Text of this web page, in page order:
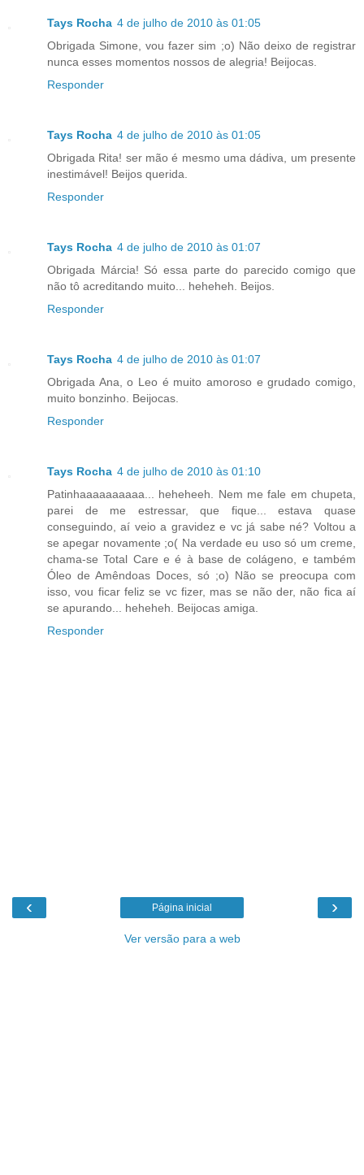
Tays Rocha 4 de julho de 2010 às 01:05
Obrigada Simone, vou fazer sim ;o) Não deixo de registrar
nunca esses momentos nossos de alegria! Beijocas.
Responder
Tays Rocha 4 de julho de 2010 às 01:05
Obrigada Rita! ser mão é mesmo uma dádiva, um presente
inestimável! Beijos querida.
Responder
Tays Rocha 4 de julho de 2010 às 01:07
Obrigada Márcia! Só essa parte do parecido comigo que
não tô acreditando muito... heheheh. Beijos.
Responder
Tays Rocha 4 de julho de 2010 às 01:07
Obrigada Ana, o Leo é muito amoroso e grudado comigo,
muito bonzinho. Beijocas.
Responder
Tays Rocha 4 de julho de 2010 às 01:10
Patinhaaaaaaaaaa... heheheeh. Nem me fale em chupeta,
parei de me estressar, que fique... estava quase
conseguindo, aí veio a gravidez e vc já sabe né? Voltou a
se apegar novamente ;o( Na verdade eu uso só um creme,
chama-se Total Care e é à base de colágeno, e também
Óleo de Amêndoas Doces, só ;o) Não se preocupa com
isso, vou ficar feliz se vc fizer, mas se não der, não fica aí
se apurando... heheheh. Beijocas amiga.
Responder
‹ ›
Página inicial
Ver versão para a web